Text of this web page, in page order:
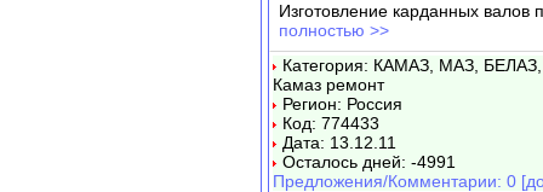
Изготовление карданных валов
полностью >>
Категория: КАМАЗ, МАЗ,
Камаз ремонт
Регион: Россия
Код: 774433
Дата: 13.12.11
Осталось дней: -4991
Предложения/Комментарии: 0